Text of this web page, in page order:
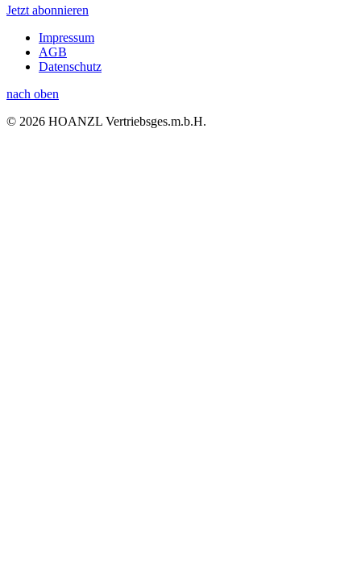
Jetzt abonnieren
Impressum
AGB
Datenschutz
nach oben
© 2026 HOANZL Vertriebsges.m.b.H.